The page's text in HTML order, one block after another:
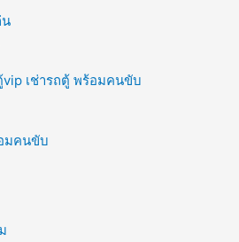
vip เช่ารถตู้ พร้อมคนขับ
มคนขับ